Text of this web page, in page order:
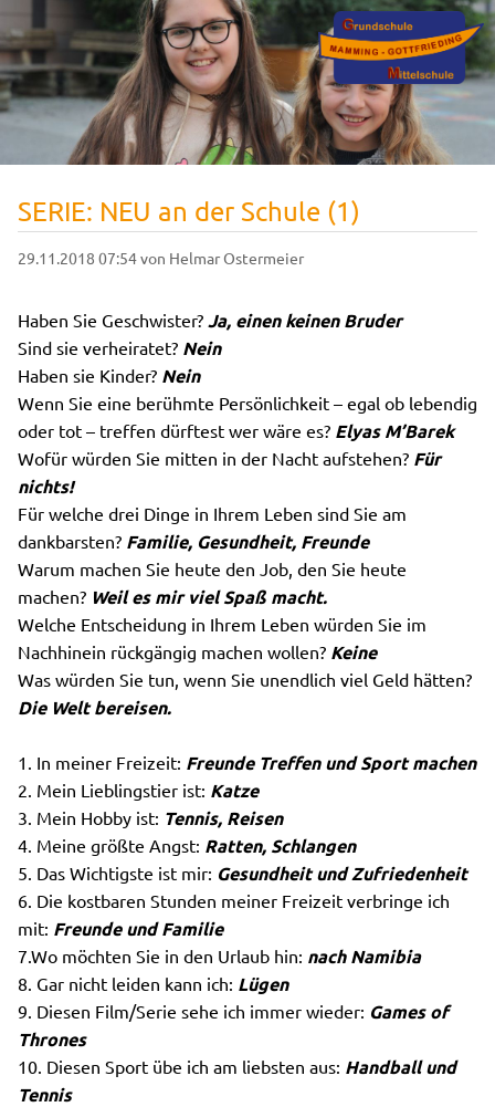
SERIE: NEU an der Schule (1)
29.11.2018 07:54von Helmar Ostermeier
Haben Sie Geschwister? Ja, einen keinen Bruder
Sind sie verheiratet? Nein
Haben sie Kinder? Nein
Wenn Sie eine berühmte Persönlichkeit – egal ob lebendig
oder tot – treffen dürftest wer wäre es? Elyas M’Barek
Wofür würden Sie mitten in der Nacht aufstehen? Für
nichts!
Für welche drei Dinge in Ihrem Leben sind Sie am
dankbarsten? Familie, Gesundheit, Freunde
Warum machen Sie heute den Job, den Sie heute
machen? Weil es mir viel Spaß macht.
Welche Entscheidung in Ihrem Leben würden Sie im
Nachhinein rückgängig machen wollen? Keine
Was würden Sie tun, wenn Sie unendlich viel Geld hätten?
Die Welt bereisen.
1. In meiner Freizeit: Freunde Treffen und Sport machen
2. Mein Lieblingstier ist: Katze
3. Mein Hobby ist: Tennis, Reisen
4. Meine größte Angst: Ratten, Schlangen
5. Das Wichtigste ist mir: Gesundheit und Zufriedenheit
6. Die kostbaren Stunden meiner Freizeit verbringe ich
mit: Freunde und Familie
7.Wo möchten Sie in den Urlaub hin: nach Namibia
8. Gar nicht leiden kann ich: Lügen
9. Diesen Film/Serie sehe ich immer wieder: Games of
Thrones
10. Diesen Sport übe ich am liebsten aus: Handball und
Tennis